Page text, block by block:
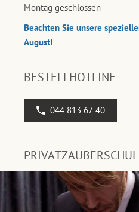
Montag geschlossen
Beachten Sie unsere
August!
BESTELLHOTLINE
044 813 67 40